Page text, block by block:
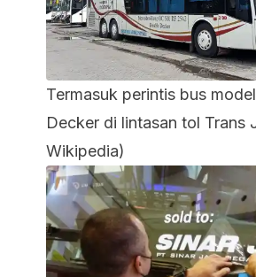
Termasuk perintis bus
Decker di lintasan tol Trans
Wikipedia)